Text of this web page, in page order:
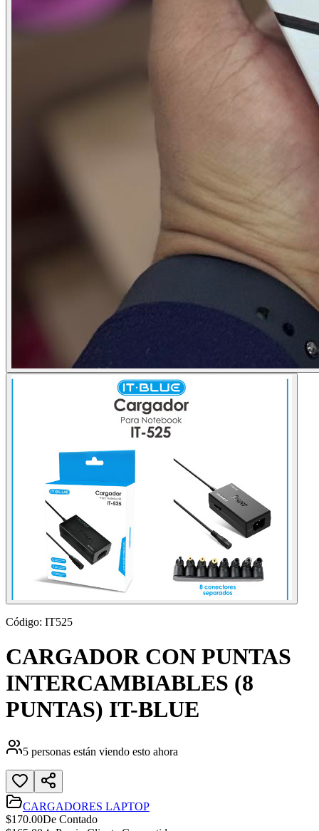
Código: IT525
CARGADOR CON PUNTAS
INTERCAMBIABLES (8
PUNTAS) IT-BLUE
5 personas están viendo esto ahora
CARGADORES LAPTOP
$170.00De Contado